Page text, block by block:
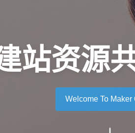
站资源
Welcome To Maker